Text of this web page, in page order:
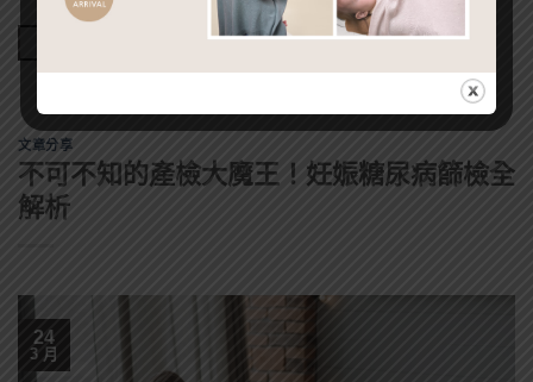
文章分享
不可不知的產檢大魔王！妊娠糖尿病篩檢全
解析
24
3 月